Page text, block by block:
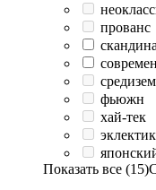
прованс
фьюжн
хай-тек
Показать все (15)